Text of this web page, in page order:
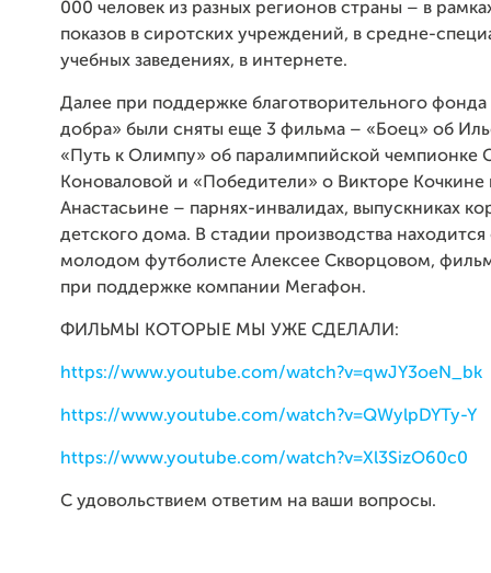
000 человек из разных регионов страны – в
показов в сиротских учреждений, в средне-
учебных заведениях, в интернете.
Далее при поддержке благотворительного
добра» были сняты еще 3 фильма – «Боец» об
«Путь к Олимпу» об паралимпийской чемпионке
Коноваловой и «Победители» о Викторе
Анастасьине – парнях-инвалидах, выпускниках
детского дома. В стадии производства
молодом футболисте Алексее Скворцовом,
при поддержке компании Мегафон.
ФИЛЬМЫ КОТОРЫЕ МЫ УЖЕ СДЕЛАЛИ:
https://www.youtube.com/watch?v=qwJY3oeN_bk
https://www.youtube.com/watch?v=QWylpDYTy-Y
https://www.youtube.com/watch?v=Xl3SizO60c0
С удовольствием ответим на ваши вопросы.